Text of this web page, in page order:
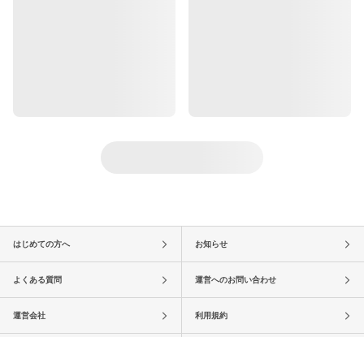
はじめての方へ お知らせ
よくある質問 運営へのお問い合わせ
運営会社 利用規約